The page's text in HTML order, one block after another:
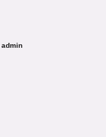
admin